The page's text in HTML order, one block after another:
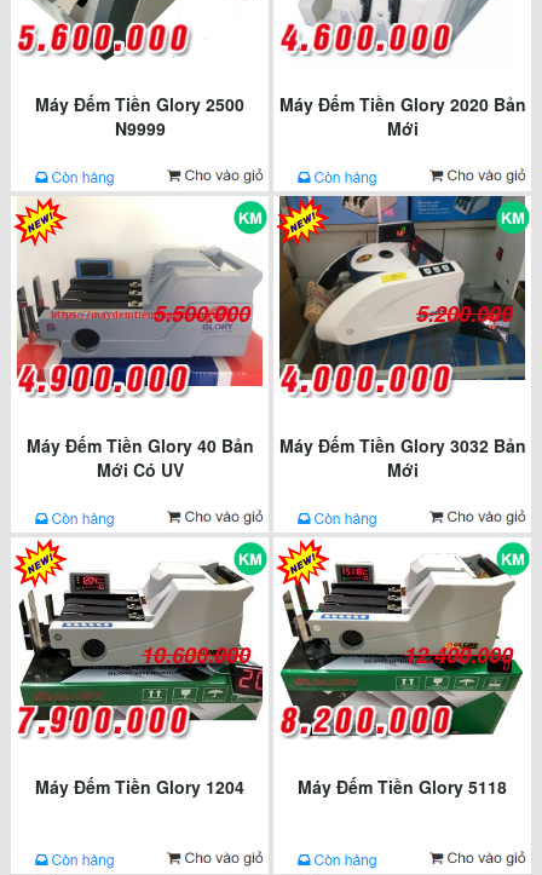
Máy Đếm Tiền Glory 2500
N9999
Máy Đếm Tiền Glory 2020 Bản
Mới
5.500.000
Máy Đếm Tiền Glory 40 Bản
Mới Có UV
5.200.000
Máy Đếm Tiền Glory 3032 Bản
Mới
10.600.000
Máy Đếm Tiền Glory 1204
12.400.000
Máy Đếm Tiền Glory 5118